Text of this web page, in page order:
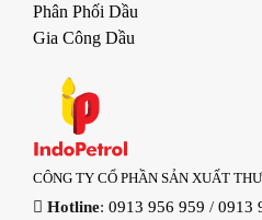
Phân Phối Dầu
Gia Công Dầu
CÔNG TY CỔ PHẦN SẢN XUẤT
Hotline: 0913 956 959 / 0913